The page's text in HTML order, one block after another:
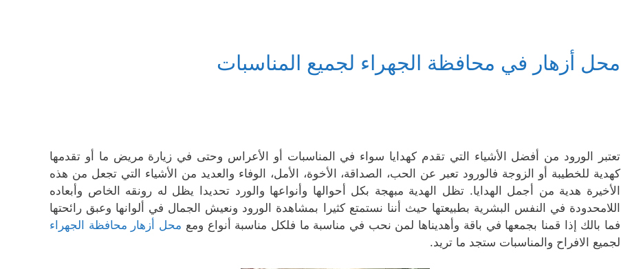
محل أزهار في محافظة الجهراء لجميع المناسبات
تعتبر الورود من أفضل الأشياء التي تقدم كهدايا سواء في المناسبات أو الأعراس وحتى في زيارة مريض ما أو تقدمها
كهدية للخطيبة أو الزوجة فالورود تعبر عن الحب، الصداقة، الأخوة، الأمل، الوفاء والعديد من الأشياء التي تجعل من هذه
الأخيرة هدية من أجمل الهدايا. تظل الهدية مبهجة بكل أحوالها وأنواعها والورد تحديدا يظل له رونقه الخاص وأبعاده
اللامحدودة في النفس البشرية بطبيعتها حيث أننا نستمتع كثيرا بمشاهدة الورود ونعيش الجمال في ألوانها وعبق رائحتها
فما بالك إذا قمنا بجمعها في باقة وأهديناها لمن نحب في مناسبة ما فلكل مناسبة أنواع ومع محل أزهار محافظة الجهراء
لجميع الافراح والمناسبات ستجد ما تريد.